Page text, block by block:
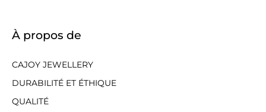
À propos de
CAJOY JEWELLERY
DURABILITÉ ET ÉTHIQUE
QUALITÉ